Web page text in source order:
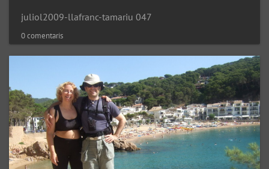
juliol2009-llafranc-tamariu 047
0 comentaris